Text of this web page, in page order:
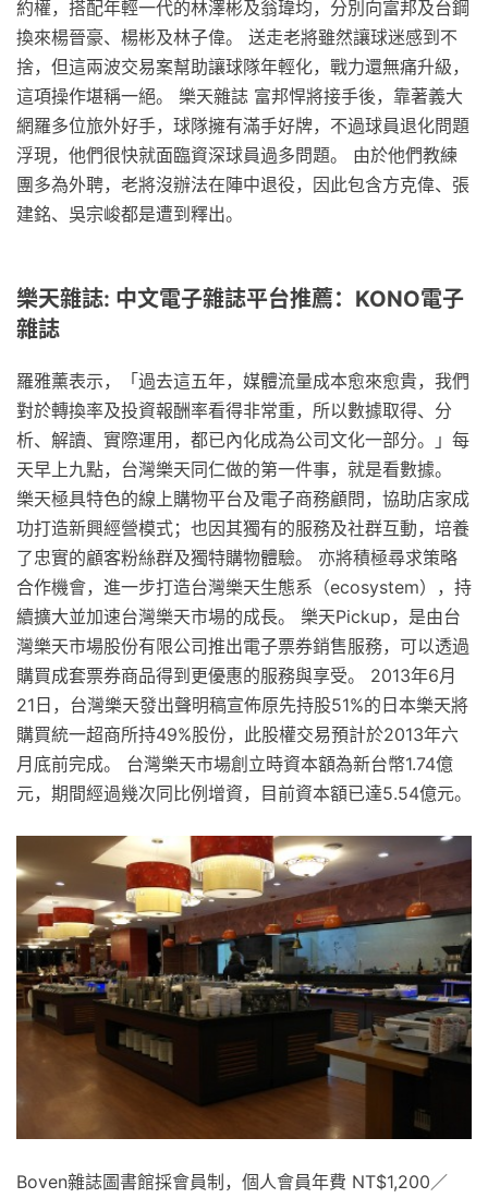
約權，搭配年輕一代的林澤彬及翁瑋均，分別向富邦及台鋼
換來楊晉豪、楊彬及林子偉。 送走老將雖然讓球迷感到不
捨，但這兩波交易案幫助讓球隊年輕化，戰力還無痛升級，
這項操作堪稱一絕。 樂天雜誌 富邦悍將接手後，靠著義大
網羅多位旅外好手，球隊擁有滿手好牌，不過球員退化問題
浮現，他們很快就面臨資深球員過多問題。 由於他們教練
團多為外聘，老將沒辦法在陣中退役，因此包含方克偉、張
建銘、吳宗峻都是遭到釋出。
樂天雜誌: 中文電子雜誌平台推薦：KONO電子
雜誌
羅雅薰表示，「過去這五年，媒體流量成本愈來愈貴，我們
對於轉換率及投資報酬率看得非常重，所以數據取得、分
析、解讀、實際運用，都已內化成為公司文化一部分。」每
天早上九點，台灣樂天同仁做的第一件事，就是看數據。
樂天極具特色的線上購物平台及電子商務顧問，協助店家成
功打造新興經營模式；也因其獨有的服務及社群互動，培養
了忠實的顧客粉絲群及獨特購物體驗。 亦將積極尋求策略
合作機會，進一步打造台灣樂天生態系（ecosystem），持
續擴大並加速台灣樂天市場的成長。 樂天Pickup，是由台
灣樂天市場股份有限公司推出電子票券銷售服務，可以透過
購買成套票券商品得到更優惠的服務與享受。 2013年6月
21日，台灣樂天發出聲明稿宣佈原先持股51%的日本樂天將
購買統一超商所持49%股份，此股權交易預計於2013年六
月底前完成。 台灣樂天市場創立時資本額為新台幣1.74億
元，期間經過幾次同比例增資，目前資本額已達5.54億元。
Boven雜誌圖書館採會員制，個人會員年費 NT$1,200／